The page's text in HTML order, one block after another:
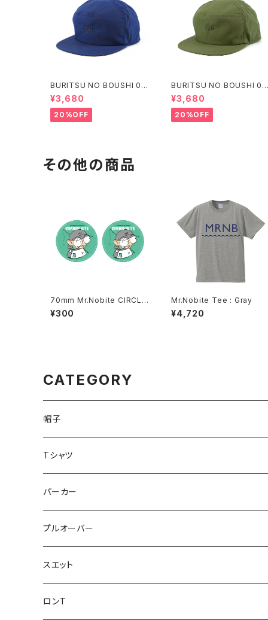
BURITSU NO BOUSHI 00
3 : Navy
¥3,680
20%OFF
BURITSU NO BOUSHI 00
3 : Olive
¥3,680
20%OFF
その他の商品
70mm Mr.Nobite CIRCLE
STICKKER SET
¥300
Mr.Nobite Tee : Gray
¥4,720
CATEGORY
帽子
ハット
キャップ
Tシャツ
VIBES
Tagging Logo
GIJIE FISHERMAN
Mr.Nobite
パーカー
プルオーバー
スエット
ロンT